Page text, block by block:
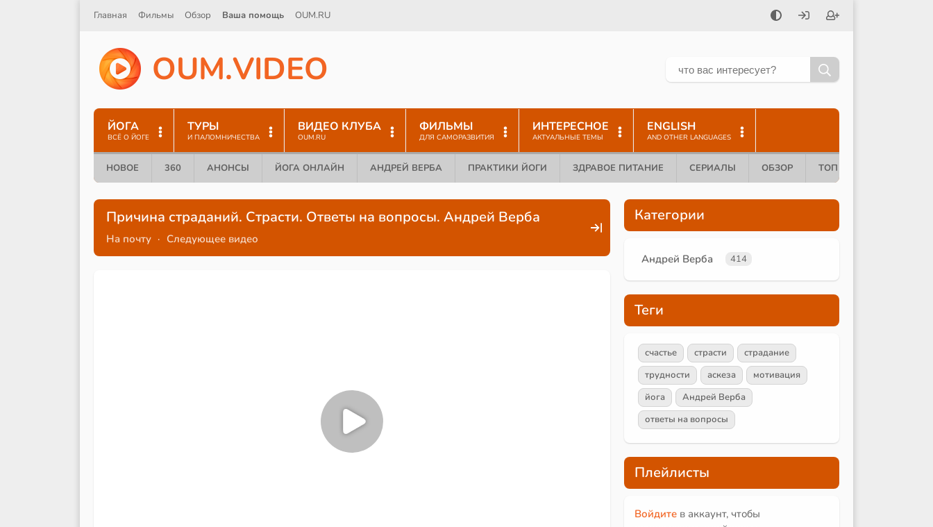
Главная Фильмы Обзор Ваша помощь OUM.RU
OUM.VIDEO
ЙОГА
ВСЁ О ЙОГЕ
ТУРЫ
И ПАЛОМНИЧЕСТВА
ВИДЕО КЛУБА
OUM.RU
ФИЛЬМЫ
ДЛЯ САМОРАЗВИТИЯ
ИНТЕРЕСНОЕ
АКТУАЛЬНЫЕ ТЕМЫ
ENGLISH
AND OTHER LANGUAGES
НОВОЕ 360 АНОНСЫ ЙОГА ОНЛАЙН АНДРЕЙ ВЕРБА ПРАКТИКИ ЙОГИ ЗДРАВОЕ ПИТАНИЕ СЕРИАЛЫ ОБЗОР ТОП 10
Причина страданий. Страсти. Ответы на вопросы. Андрей Верба
На почту · Следующее видео
Категории
Андрей Верба 414
Теги
счастье страсти
страдание
трудности
аскеза
мотивация
йога
Андрей Верба
ответы на вопросы
Плейлисты
Войдите в аккаунт, чтобы